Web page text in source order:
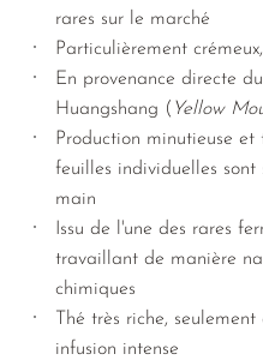
SANNENBANCHA
BANCHA RARES
SUNROUGE
TENCHA
THÉ VERT EN
APERÇU DES
rares sur le marché
Particulièrement
En provenance directe
Huangshang ( Yellow
Production minutieuse
feuilles individuelles sont
main
Issu de l'une des rares
travaillant de manière
chimiques
Thé très riche,
infusion intense